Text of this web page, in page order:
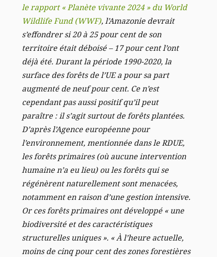
le rapport « Planète vivante 2024 » du World
Wildlife Fund (WWF), l’Amazonie devrait
s’effondrer si 20 à 25 pour cent de son
territoire était déboisé – 17 pour cent l’ont
déjà été.Durant la période 1990-2020, la
surface des forêts de l’UE a pour sa part
augmenté de neuf pour cent. Ce n’est
cependant pas aussi positif qu’il peut
paraître : il s’agit surtout de forêts plantées.
D’après l’Agence européenne pour
l’environnement, mentionnée dans le RDUE,
les forêts primaires (où aucune intervention
humaine n’a eu lieu) ou les forêts qui se
régénèrent naturellement sont menacées,
notamment en raison d’une gestion intensive.
Or ces forêts primaires ont développé « une
biodiversité et des caractéristiques
structurelles uniques ». « À l’heure actuelle,
moins de cinq pour cent des zones forestières